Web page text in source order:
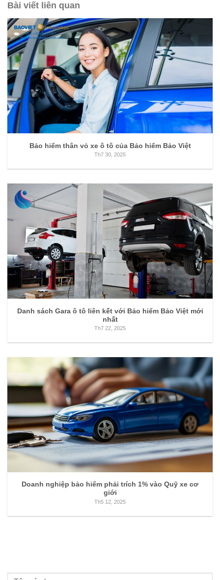
Bài viết liên quan
Bảo hiểm thân vỏ xe ô tô của Bảo hiểm Bảo Việt
Th7 30, 2025
Danh sách Gara ô tô liên kết với Bảo hiểm Bảo Việt mới
nhất
Th7 22, 2025
Doanh nghiệp bảo hiểm phải trích 1% vào Quỹ xe cơ
giới
Th5 12, 2025